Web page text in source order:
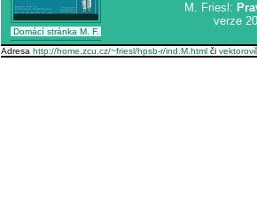
Domácí stránka M. F.
M. Friesl:
verze
Adresa http://home.zcu.cz/~friesl/hpsb-r/ind.M.html či vektorově